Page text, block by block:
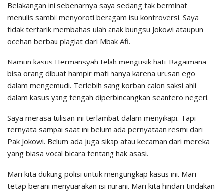
Belakangan ini sebenarnya saya sedang tak berminat
menulis sambil menyoroti beragam isu kontroversi. Saya
tidak tertarik membahas ulah anak bungsu Jokowi ataupun
ocehan berbau plagiat dari Mbak Afi.
Namun kasus Hermansyah telah mengusik hati. Bagaimana
bisa orang dibuat hampir mati hanya karena urusan ego
dalam mengemudi. Terlebih sang korban calon saksi ahli
dalam kasus yang tengah diperbincangkan seantero negeri.
Saya merasa tulisan ini terlambat dalam menyikapi. Tapi
ternyata sampai saat ini belum ada pernyataan resmi dari
Pak Jokowi. Belum ada juga sikap atau kecaman dari mereka
yang biasa vocal bicara tentang hak asasi.
Mari kita dukung polisi untuk mengungkap kasus ini. Mari
tetap berani menyuarakan isi nurani. Mari kita hindari tindakan